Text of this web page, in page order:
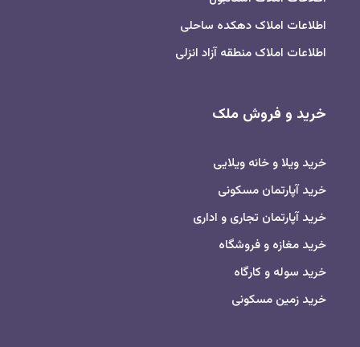
اطلاعات املاک دهکده ساحلی
اطلاعات املاک منطقه آزاد انزلی
خرید و فروش ملک
خرید ویلا و خانه ویلایی
خرید آپارتمان مسکونی
خرید آپارتمان تجاری و اداری
خرید مغازه و فروشگاه
خرید سوله و کارگاه
خرید زمین مسکونی